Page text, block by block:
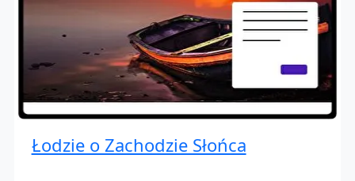
Łodzie o Zachodzie Słońca